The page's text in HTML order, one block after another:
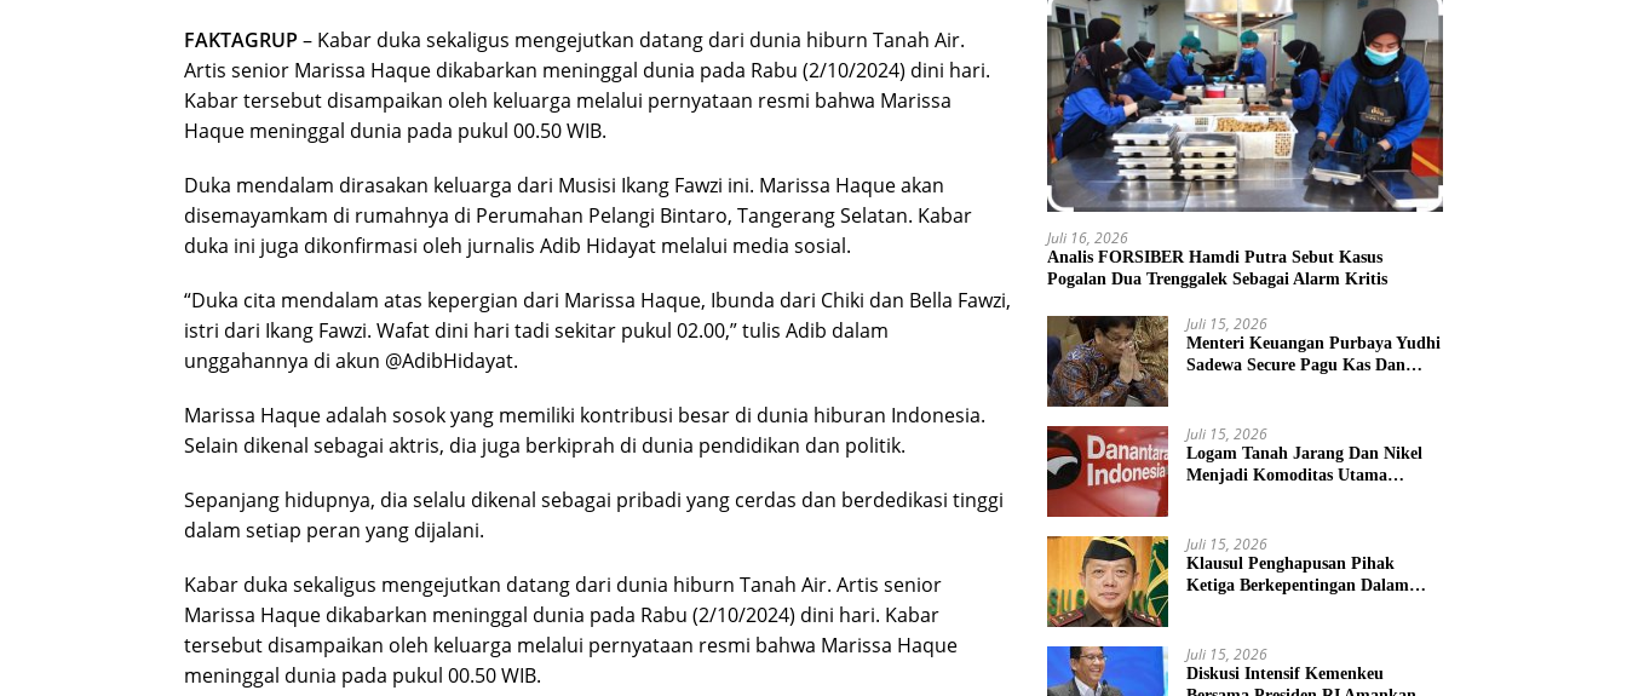
FAKTAGRUP – Kabar duka sekaligus mengejutkan datang dari dunia hiburn Tanah Air.
Artis senior Marissa Haque dikabarkan meninggal dunia pada Rabu (2/10/2024) dini hari.
Kabar tersebut disampaikan oleh keluarga melalui pernyataan resmi bahwa Marissa
Haque meninggal dunia pada pukul 00.50 WIB.
Duka mendalam dirasakan keluarga dari Musisi Ikang Fawzi ini. Marissa Haque akan
disemayamkam di rumahnya di Perumahan Pelangi Bintaro, Tangerang Selatan. Kabar
duka ini juga dikonfirmasi oleh jurnalis Adib Hidayat melalui media sosial.
“Duka cita mendalam atas kepergian dari Marissa Haque, Ibunda dari Chiki dan Bella Fawzi,
istri dari Ikang Fawzi. Wafat dini hari tadi sekitar pukul 02.00,” tulis Adib dalam
unggahannya di akun @AdibHidayat.
Marissa Haque adalah sosok yang memiliki kontribusi besar di dunia hiburan Indonesia.
Selain dikenal sebagai aktris, dia juga berkiprah di dunia pendidikan dan politik.
Sepanjang hidupnya, dia selalu dikenal sebagai pribadi yang cerdas dan berdedikasi tinggi
dalam setiap peran yang dijalani.
Kabar duka sekaligus mengejutkan datang dari dunia hiburn Tanah Air. Artis senior
Marissa Haque dikabarkan meninggal dunia pada Rabu (2/10/2024) dini hari. Kabar
tersebut disampaikan oleh keluarga melalui pernyataan resmi bahwa Marissa Haque
meninggal dunia pada pukul 00.50 WIB.
Juli 16, 2026
Analis FORSIBER Hamdi Putra Sebut Kasus
Pogalan Dua Trenggalek Sebagai Alarm Kritis
Juli 15, 2026
Menteri Keuangan Purbaya Yudhi
Sadewa Secure Pagu Kas Dan
Juli 15, 2026
Logam Tanah Jarang Dan Nikel
Menjadi Komoditas Utama
Juli 15, 2026
Klausul Penghapusan Pihak
Ketiga Berkepentingan Dalam
Juli 15, 2026
Diskusi Intensif Kemenkeu